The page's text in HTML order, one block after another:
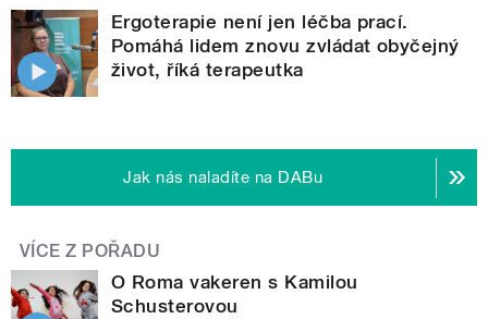
Ergoterapie není jen léčba prací.
Pomáhá lidem znovu zvládat obyčejný
život, říká terapeutka
Jak nás naladíte na DABu
VÍCE Z POŘADU
O Roma vakeren s Kamilou
Schusterovou